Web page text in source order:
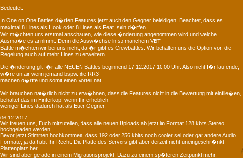
Bedeutet:
In One on One Battles d�rfen Features jetzt auch den Gegner beleidigen. Beachtet, dass es
maximal 8 Lines als Hook oder 8 Lines als Feat. sein d�rfen.
Wir m�chten uns erstmal anschauen, wie diese �nderung angenommen wird und welche
Ausma�e es annimmt. Denn die Ausw�chse in so manchem VBT
Battle m�chten wir bei uns nicht, daf�r gibt es Crewbattles. Wir behalten uns die Option vor, die
Regelung auch auf mehr Lines zu erweitern.
Die �nderung gilt f�r alle NEUEN Battles beginnend 17.12.2017 10:00 Uhr. Also nicht f�r laufende,
w�re unfair wenn jemand bspw. die RR3
machen d�rfte und somit einen Vorteil hat.
Wir brauchen nat�rlich nicht zu erw�hnen, dass die Features nicht in die Bewertung mit einflie�en,
behaltet das im Hinterkopf wenn Ihr erheblich
weniger Lines dadurch hat als Euer Gegner.
06.12.2017
Wir freuen uns, Euch mitzuteilen, dass alle neuen Uploads ab jetzt im Format 128 kbits Stereo
hochgeladen werden.
Bevor jetzt Stimmen hochkommen, dass 192 oder 256 kbits noch cooler sei oder gar andere Audio
Formate, ja da habt Ihr Recht. Die Platte des Servers gibt aber derzeit nicht uneingeschr�nkt
Plattenplatz her.
Wir sind aber gerade in einem Migrationsprojekt. Dazu zu einem sp�teren Zeitpunkt mehr.